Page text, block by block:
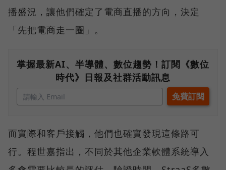
播盛況，讓他們確定了電商直播的方向，決定
「先把電商走一圈」。
掌握最新AI、半導體、數位趨勢！訂閱《數位
時代》日報及社群活動訊息
而實際和客戶接觸，他們也確實發現這條路可
行。程世嘉指出，不同於其他企業軟體系統導入